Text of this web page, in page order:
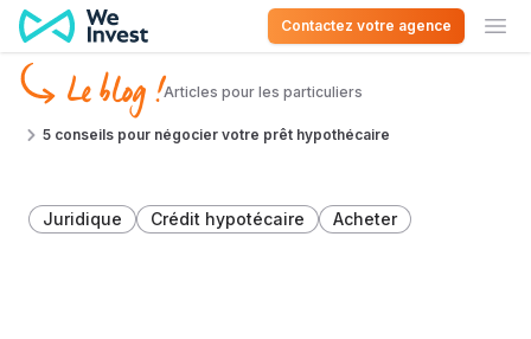
Aller au contenu
Contactez votre agence
Le blog !Articles pour les particuliers
5 conseils pour négocier votre prêt hypothécaire
Juridique Crédit hypotécaire Acheter